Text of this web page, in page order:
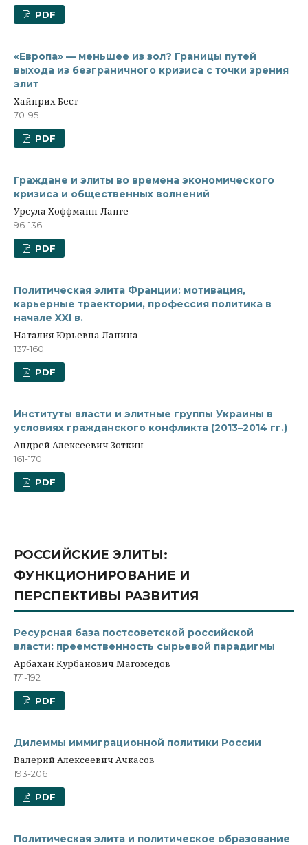
PDF
«Европа» — меньшее из зол? Границы путей
выхода из безграничного кризиса с точки зрения
элит
Хайнрих Бест
70-95
PDF
Граждане и элиты во времена экономического
кризиса и общественных волнений
Урсула Хоффманн-Ланге
96-136
PDF
Политическая элита Франции: мотивация,
карьерные траектории, профессия политика в
начале XXI в.
Наталия Юрьевна Лапина
137-160
PDF
Институты власти и элитные группы Украины в
условиях гражданского конфликта (2013–2014 гг.)
Андрей Алексеевич Зоткин
161-170
PDF
РОССИЙСКИЕ ЭЛИТЫ:
ФУНКЦИОНИРОВАНИЕ И
ПЕРСПЕКТИВЫ РАЗВИТИЯ
Ресурсная база постсоветской российской
власти: преемственность сырьевой парадигмы
Арбахан Курбанович Магомедов
171-192
PDF
Дилеммы иммиграционной политики России
Валерий Алексеевич Ачкасов
193-206
PDF
Политическая элита и политическое образование